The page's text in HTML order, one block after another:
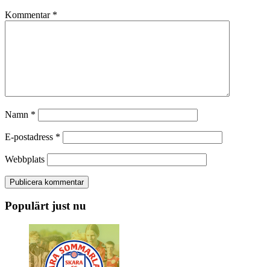
Kommentar *
Namn *
E-postadress *
Webbplats
Populärt just nu